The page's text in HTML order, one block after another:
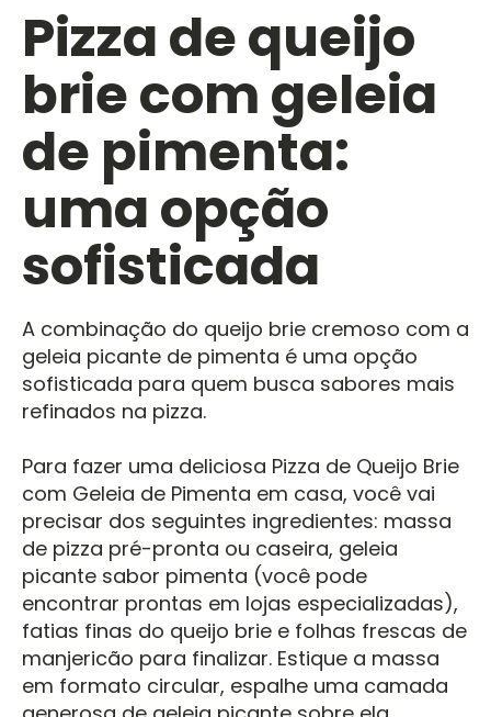
Pizza de queijo
brie com geleia
de pimenta:
uma opção
sofisticada
A combinação do queijo brie cremoso com a
geleia picante de pimenta é uma opção
sofisticada para quem busca sabores mais
refinados na pizza.
Para fazer uma deliciosa Pizza de Queijo Brie
com Geleia de Pimenta em casa, você vai
precisar dos seguintes ingredientes: massa
de pizza pré-pronta ou caseira, geleia
picante sabor pimenta (você pode
encontrar prontas em lojas especializadas),
fatias finas do queijo brie e folhas frescas de
manjericão para finalizar. Estique a massa
em formato circular, espalhe uma camada